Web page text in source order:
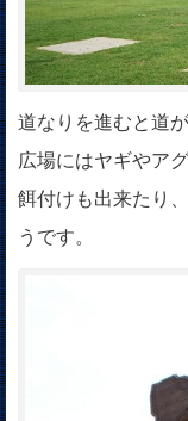
道なりを進むと道
広場にはヤギやア
餌付けも出来たり
うです。